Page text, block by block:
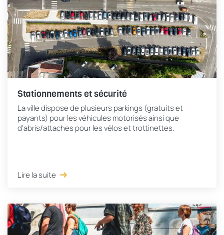
Stationnements et sécurité
La ville dispose de plusieurs parkings (gratuits et
payants) pour les véhicules motorisés ainsi que
d'abris/attaches pour les vélos et trottinettes.
Lire la suite